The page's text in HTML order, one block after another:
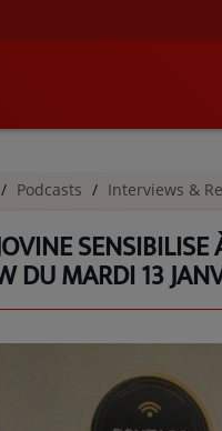
Podcasts Interviews &
DU MARDI 13